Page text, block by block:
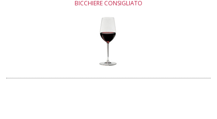
BICCHIERE CONSIGLIATO